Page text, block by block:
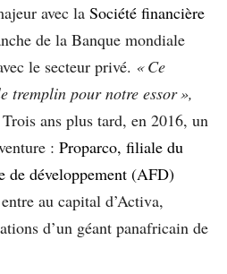
avec la Société financière
de la Banque mondiale
le secteur privé. « Ce
tremplin pour notre essor »,
ans plus tard, en 2016, un
: Proparco, filiale du
de développement (AFD)
au capital d’Activa,
d’un géant panafricain de